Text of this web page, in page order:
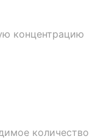
концентрацию
количество